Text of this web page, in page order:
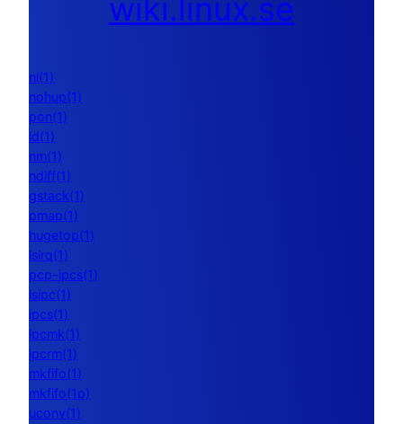
wiki.linux.se
nl(1)
nohup(1)
pon(1)
ld(1)
nm(1)
ndiff(1)
gstack(1)
pmap(1)
hugetop(1)
lsirq(1)
pcp-ipcs(1)
lsipc(1)
ipcs(1)
ipcmk(1)
ipcrm(1)
mkfifo(1)
mkfifo(1p)
uconv(1)